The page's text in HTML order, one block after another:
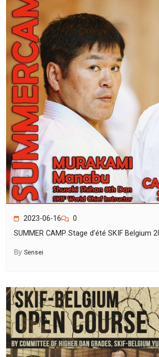
2023-06-16
0
SUMMER CAMP Stage d’été SKIF Belgium
By Sensei